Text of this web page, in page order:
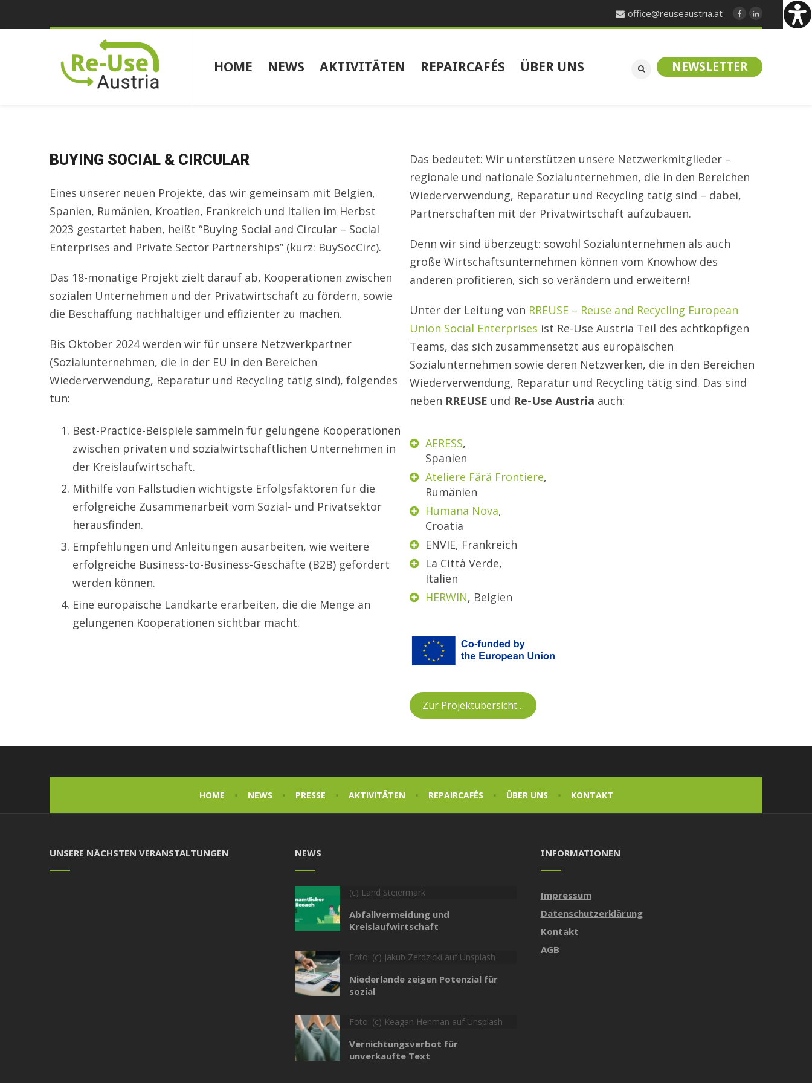
office@reuseaustria.at
HOME NEWS AKTIVITÄTEN REPAIRCAFÉS ÜBER UNS NEWSLETTER
BUYING SOCIAL & CIRCULAR
Eines unserer neuen Projekte, das wir gemeinsam mit Belgien,
Spanien, Rumänien, Kroatien, Frankreich und Italien im Herbst
2023 gestartet haben, heißt “Buying Social and Circular – Social
Enterprises and Private Sector Partnerships” (kurz: BuySocCirc).
Das 18-monatige Projekt zielt darauf ab, Kooperationen zwischen
sozialen Unternehmen und der Privatwirtschaft zu fördern, sowie
die Beschaffung nachhaltiger und effizienter zu machen.
Bis Oktober 2024 werden wir für unsere Netzwerkpartner
(Sozialunternehmen, die in der EU in den Bereichen
Wiederverwendung, Reparatur und Recycling tätig sind), folgendes
tun:
Best-Practice-Beispiele sammeln für gelungene Kooperationen
zwischen privaten und sozialwirtschaftlichen Unternehmen in
der Kreislaufwirtschaft.
Mithilfe von Fallstudien wichtigste Erfolgsfaktoren für die
erfolgreiche Zusammenarbeit vom Sozial- und Privatsektor
herausfinden.
Empfehlungen und Anleitungen ausarbeiten, wie weitere
erfolgreiche Business-to-Business-Geschäfte (B2B) gefördert
werden können.
Eine europäische Landkarte erarbeiten, die die Menge an
gelungenen Kooperationen sichtbar macht.
Das bedeutet: Wir unterstützen unsere Netzwerkmitglieder –
regionale und nationale Sozialunternehmen, die in den Bereichen
Wiederverwendung, Reparatur und Recycling tätig sind – dabei,
Partnerschaften mit der Privatwirtschaft aufzubauen.
Denn wir sind überzeugt: sowohl Sozialunternehmen als auch
große Wirtschaftsunternehmen können vom Knowhow des
anderen profitieren, sich so verändern und erweitern!
Unter der Leitung von RREUSE – Reuse and Recycling European
Union Social Enterprises ist Re-Use Austria Teil des achtköpfigen
Teams, das sich zusammensetzt aus europäischen
Sozialunternehmen sowie deren Netzwerken, die in den Bereichen
Wiederverwendung, Reparatur und Recycling tätig sind. Das sind
neben RREUSE und Re-Use Austria auch:
AERESS,
Spanien
Ateliere Fără Frontiere,
Rumänien
Humana Nova,
Croatia
ENVIE, Frankreich
La Città Verde,
Italien
HERWIN, Belgien
Zur Projektübersicht…
HOME NEWS PRESSE AKTIVITÄTEN REPAIRCAFÉS ÜBER UNS KONTAKT
UNSERE NÄCHSTEN VERANSTALTUNGEN NEWS
(c) Land Steiermark
Abfallvermeidung und
Kreislaufwirtschaft
Foto: (c) Jakub Zerdzicki auf Unsplash
Niederlande zeigen Potenzial für
sozial
Foto: (c) Keagan Henman auf Unsplash
Vernichtungsverbot für
unverkaufte Text
INFORMATIONEN
Impressum
Datenschutzerklärung
Kontakt
AGB